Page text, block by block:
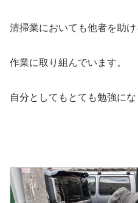
清掃業においても他者を助
作業に取り組んでいます。
自分としてもとても勉強にな